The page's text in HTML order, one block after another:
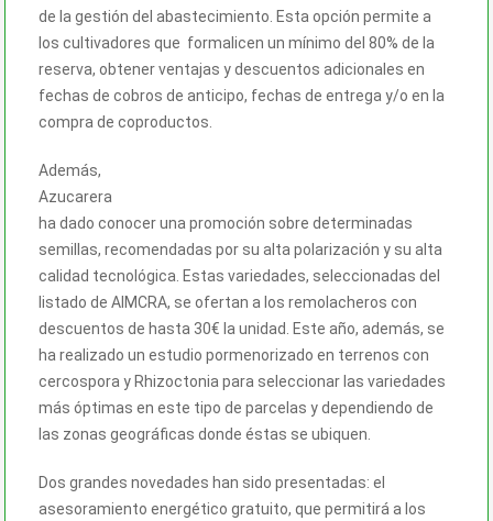
de la gestión del abastecimiento. Esta opción permite a
los cultivadores que formalicen un mínimo del 80% de la
reserva, obtener ventajas y descuentos adicionales en
fechas de cobros de anticipo, fechas de entrega y/o en la
compra de coproductos.
Además,
Azucarera
ha dado conocer una promoción sobre determinadas
semillas, recomendadas por su alta polarización y su alta
calidad tecnológica. Estas variedades, seleccionadas del
listado de AIMCRA, se ofertan a los remolacheros con
descuentos de hasta 30€ la unidad. Este año, además, se
ha realizado un estudio pormenorizado en terrenos con
cercospora y Rhizoctonia para seleccionar las variedades
más óptimas en este tipo de parcelas y dependiendo de
las zonas geográficas donde éstas se ubiquen.
Dos grandes novedades han sido presentadas: el
asesoramiento energético gratuito, que permitirá a los